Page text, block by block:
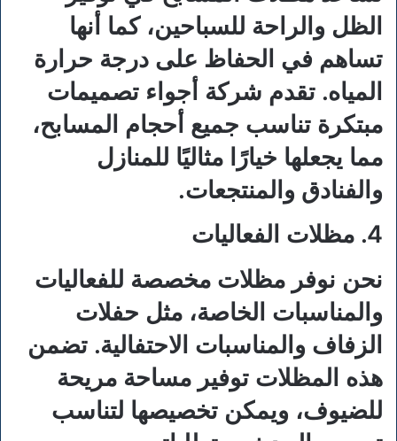
الظل والراحة للسباحين، كما أنها
تساهم في الحفاظ على درجة حرارة
المياه. تقدم شركة أجواء تصميمات
مبتكرة تناسب جميع أحجام المسابح،
مما يجعلها خيارًا مثاليًا للمنازل
والفنادق والمنتجعات.
4. مظلات الفعاليات
نحن نوفر مظلات مخصصة للفعاليات
والمناسبات الخاصة، مثل حفلات
الزفاف والمناسبات الاحتفالية. تضمن
هذه المظلات توفير مساحة مريحة
للضيوف، ويمكن تخصيصها لتناسب